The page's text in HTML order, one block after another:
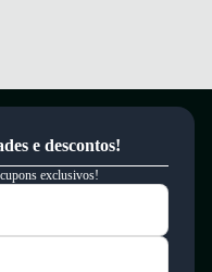
e descontos!
exclusivos!